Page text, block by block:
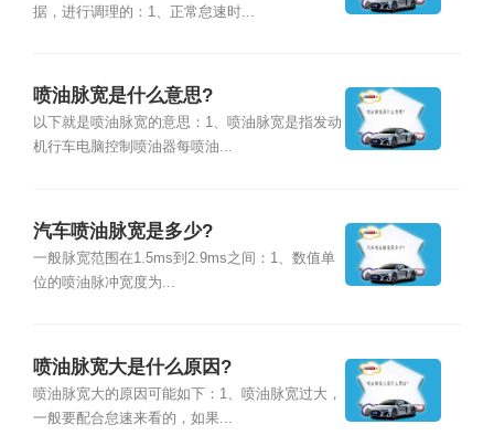
据，进行调理的：1、正常怠速时...
喷油脉宽是什么意思?
以下就是喷油脉宽的意思：1、喷油脉宽是指发动
机行车电脑控制喷油器每喷油...
汽车喷油脉宽是多少?
一般脉宽范围在1.5ms到2.9ms之间：1、数值单
位的喷油脉冲宽度为...
喷油脉宽大是什么原因?
喷油脉宽大的原因可能如下：1、喷油脉宽过大，
一般要配合怠速来看的，如果...